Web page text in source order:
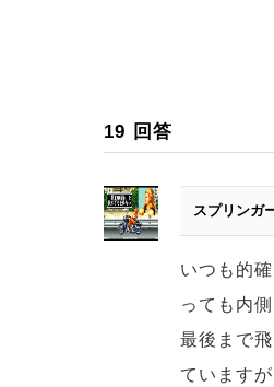
19 回答
スプリンガ
いつも的
っても内
最後まで
ていますが